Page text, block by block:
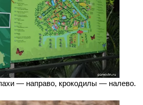
— направо, крокодилы — налево.